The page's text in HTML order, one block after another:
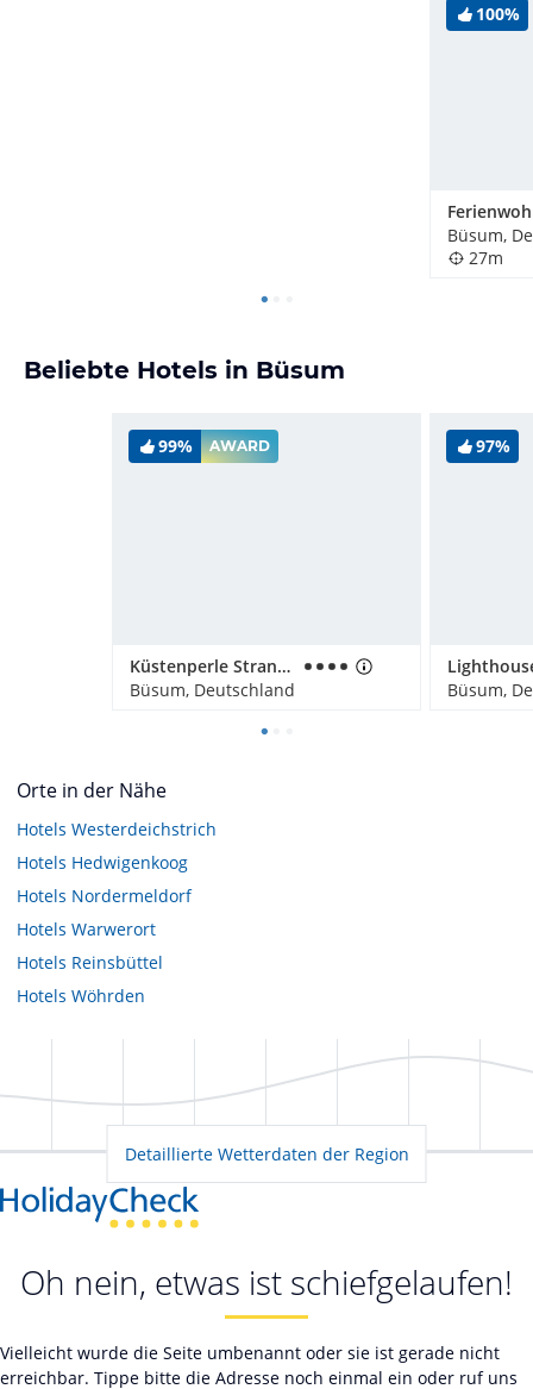
100%
Büsum,
27m
Beliebte Hotels in Büsum
99% AWARD
Küstenperle Strandhotel & Spa
Büsum, Deutschland
97%
Büsum,
Orte in der Nähe
Hotels Westerdeichstrich
Hotels Hedwigenkoog
Hotels Nordermeldorf
Hotels Warwerort
Hotels Reinsbüttel
Hotels Wöhrden
Detaillierte Wetterdaten der Region
Oh nein, etwas ist schiefgelaufen!
Vielleicht wurde die Seite umbenannt oder sie ist gerade nicht
erreichbar. Tippe bitte die Adresse noch einmal ein oder ruf uns